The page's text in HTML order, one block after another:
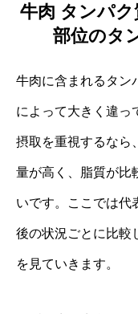
牛肉 タンパ
部位のタ
牛肉に含まれるタン
によって大きく違っ
摂取を重視するなら
量が高く、脂質が比
いです。ここでは代
後の状況ごとに比較
を見ていきます。